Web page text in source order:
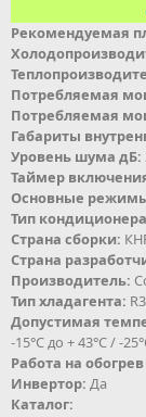
Рекомендуемая
Потребляемая
Потребляемая
Габариты
Уровень шума дБ:
Таймер
Основные
Тип
Страна сборки:
Страна
Производитель:
Тип хладагента:
Допустимая
-15°C до + 43°C / -
Работа на обогрев
Инвертор: Да
Каталог: